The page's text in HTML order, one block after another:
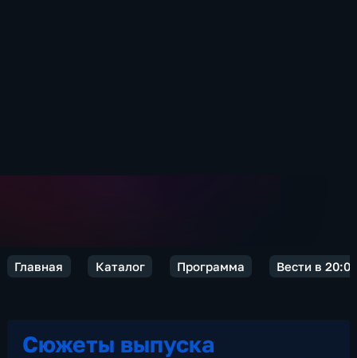
Главная Каталог Программа Вести в 20:00
Сюжеты выпуска